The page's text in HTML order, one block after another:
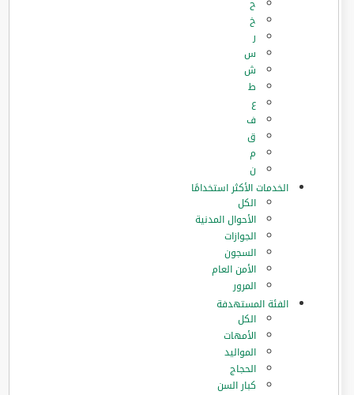
ح
خ
ر
س
ش
ط
ع
ف
ق
م
ن
الخدمات الأكثر استخدامًا
الكل
الأحوال المدنية
الجوازات
السجون
الأمن العام
المرور
الفئة المستهدفة
الكل
الأمهات
المواليد
الحجاج
كبار السن